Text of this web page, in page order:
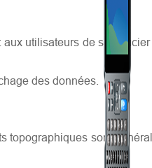
aux utilisateurs de se
des données.
topographiques sont